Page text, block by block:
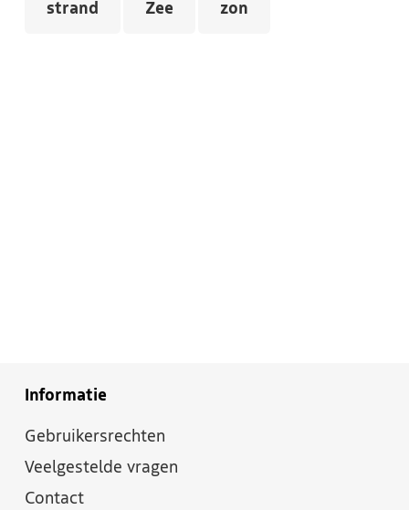
strand Zee zon
Informatie
Gebruikersrechten
Veelgestelde vragen
Contact